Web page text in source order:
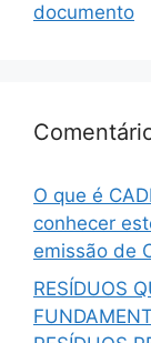
documento
O que é
conhecer
emissão de
RESÍDUOS